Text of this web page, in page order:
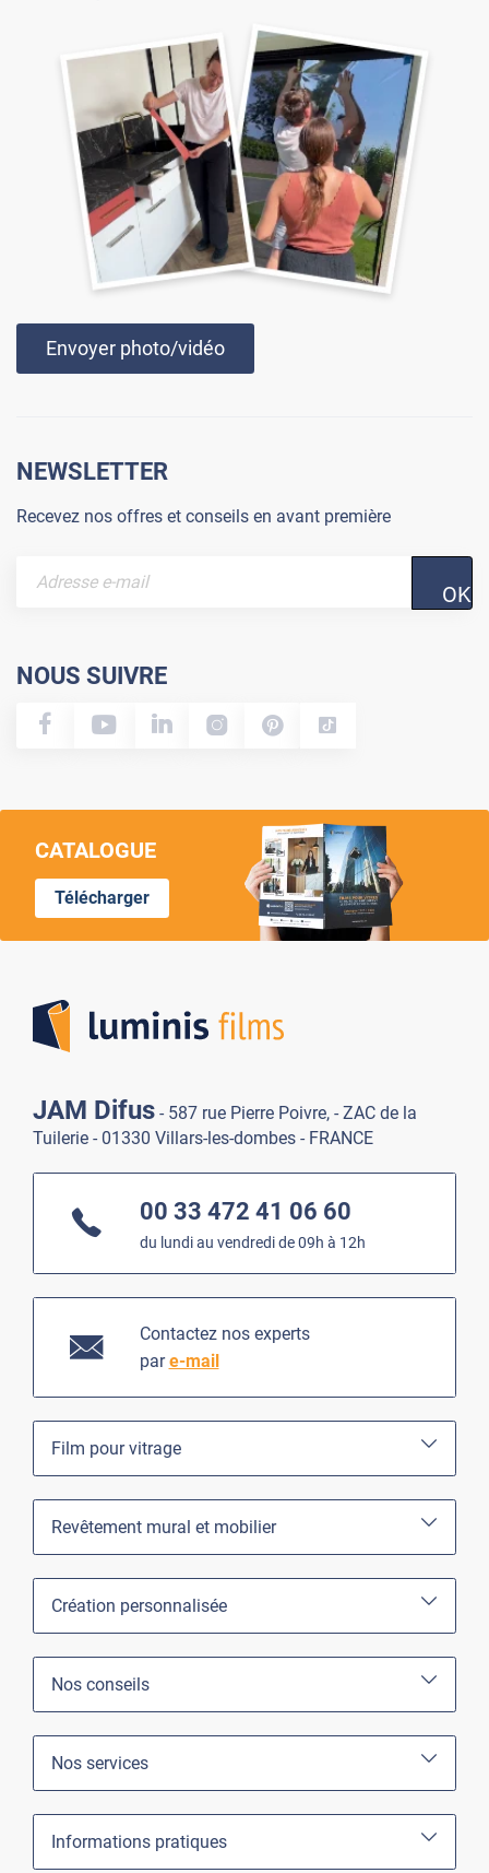
Envoyer photo/vidéo
NEWSLETTER
Recevez nos offres et conseils en avant première
OK
NOUS SUIVRE
CATALOGUE
Télécharger
JAM Difus - 587 rue Pierre Poivre, - ZAC de la
Tuilerie - 01330 Villars-les-dombes - FRANCE
00 33 472 41 06 60
du lundi au vendredi de 09h à 12h
Contactez nos experts
pare-mail
Film pour vitrage
Revêtement mural et mobilier
Création personnalisée
Nos conseils
Nos services
Informations pratiques